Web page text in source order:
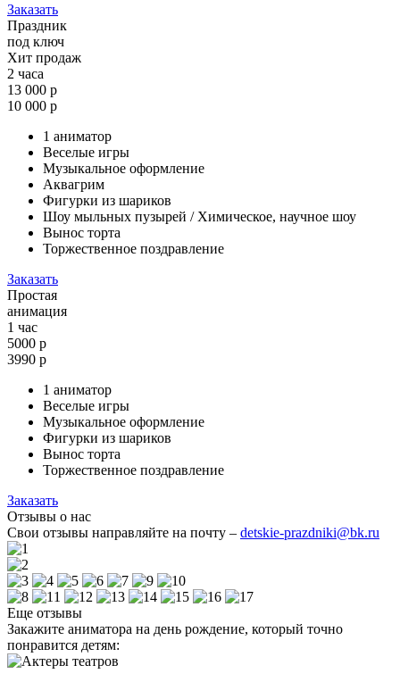
Заказать
Праздник
под ключ
Хит продаж
2 часа
13 000 р
10 000 р
1 аниматор
Веселые игры
Музыкальное оформление
Аквагрим
Фигурки из шариков
Шоу мыльных пузырей / Химическое, научное шоу
Вынос торта
Торжественное поздравление
Заказать
Простая
анимация
1 час
5000 р
3990 р
1 аниматор
Веселые игры
Музыкальное оформление
Фигурки из шариков
Вынос торта
Торжественное поздравление
Заказать
Отзывы о нас
Свои отзывы направляйте на почту – detskie-prazdniki@bk.ru
Еще отзывы
Закажите аниматора на день рождение, который точно
понравится детям: